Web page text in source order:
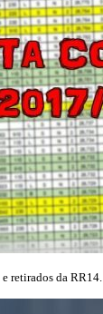
retirados da RR14.